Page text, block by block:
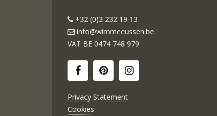
+32 (0)3 232 19 13
info@wimmeeussen.be
VAT BE 0474 748 979
Privacy Statement
Cookies